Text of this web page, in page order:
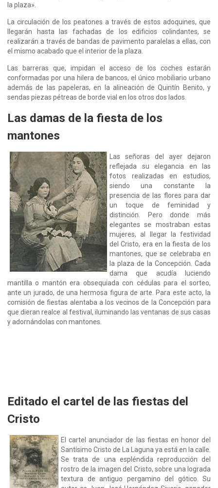
la plaza».
La circulación de los peatones a través de estos adoquines, que
llegarán hasta las fachadas de los edificios colindantes, se
realizarán a través de bandas de pavimento paralelas a ellas, con
el mismo acabado que el interior de la plaza.
Las barreras que, impidan el acceso de los coches estarán
conformadas por una hilera de bancos, el único mobiliario urbano
además de las papeleras, en la alineación de Quintín Benito, y
sendas piezas pétreas de borde vial en los otros dos lados.
Las damas de la fiesta de los
mantones
Las señoras del ayer dejaron
reflejada su elegancia en las
fotos realizadas en estudios,
siendo una constante la
presencia de las flores para dar
un toque de feminidad y
distinción. Pero donde más
elegantes se mostraban estas
mujeres, al llegar la festividad
del Cristo, era en la fiesta de los
mantones, que se celebraba en
la plaza de la Concepción. Cada
dama que acudía luciendo
mantilla o mantón era obsequiada con cédulas para el sorteo,
ante un jurado, de una hermosa figura de arte. Para este acto, la
comisión de fiestas alentaba a los vecinos de la Concepción para
que dieran realce al festival, iluminando las ventanas de sus casas
y adornándolas con mantones.
Editado el cartel de las fiestas del
Cristo
El cartel anunciador de las fiestas en honor del
Santísimo Cristo de La Laguna ya está en la calle.
Se trata de una espléndida reproducción del
rostro de la imagen del Cristo, sobre una lograda
textura de antiguo pergamino del gótico. Su